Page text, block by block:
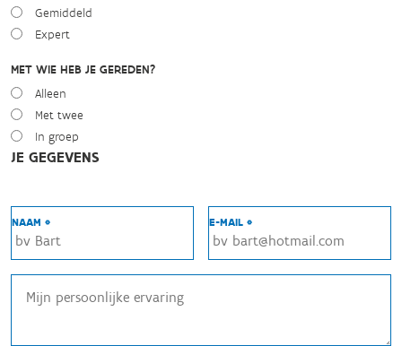
Gemiddeld
Expert
MET WIE HEB JE GEREDEN?
Alleen
Met twee
In groep
JE GEGEVENS
NAAM * E-MAIL *